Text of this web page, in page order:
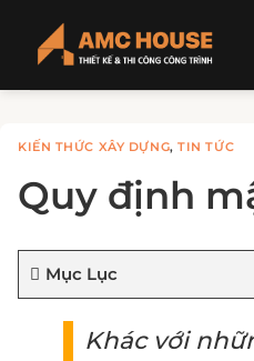
dung
KIẾN THỨC XÂY DỰNG,TIN TỨC
Quy định
Mục Lục
Khác với